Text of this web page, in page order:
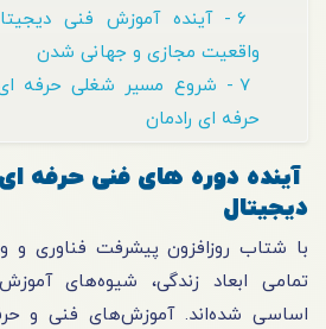
6 - آینده آموزش فنی
واقعیت مجازی و جهانی شدن
7 - شروع مسیر شغلی حرفه
حرفه ای رادمان
آینده دوره های فنی حرفه
دیجیتال
با شتاب روزافزون پیشرفت فناوری و
تمامی ابعاد زندگی، شیوه‌های
اساسی شده‌اند. آموزش‌های فنی و